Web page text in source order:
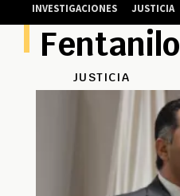
Fentanilo
JUSTICIA
INVESTIGACIONES JUSTICIA